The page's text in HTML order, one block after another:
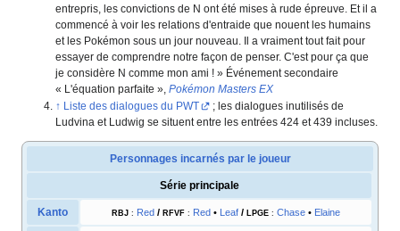
entrepris, les convictions de N ont été mises à rude épreuve. Et il a
commencé à voir les relations d'entraide que nouent les humains
et les Pokémon sous un jour nouveau. Il a vraiment tout fait pour
essayer de comprendre notre façon de penser. C'est pour ça que
je considère N comme mon ami ! » Événement secondaire
« L'équation parfaite »,Pokémon Masters EX
Liste des dialogues du PWT
; les dialogues inutilisés de
Ludvina et Ludwig se situent entre les entrées 424 et 439 incluses.
Personnages incarnés par le joueur
Série principale
Kanto RBJ : Red / RFVF : Red • Leaf / LPGE : Chase • Elaine